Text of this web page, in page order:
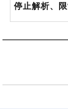
停止解析、